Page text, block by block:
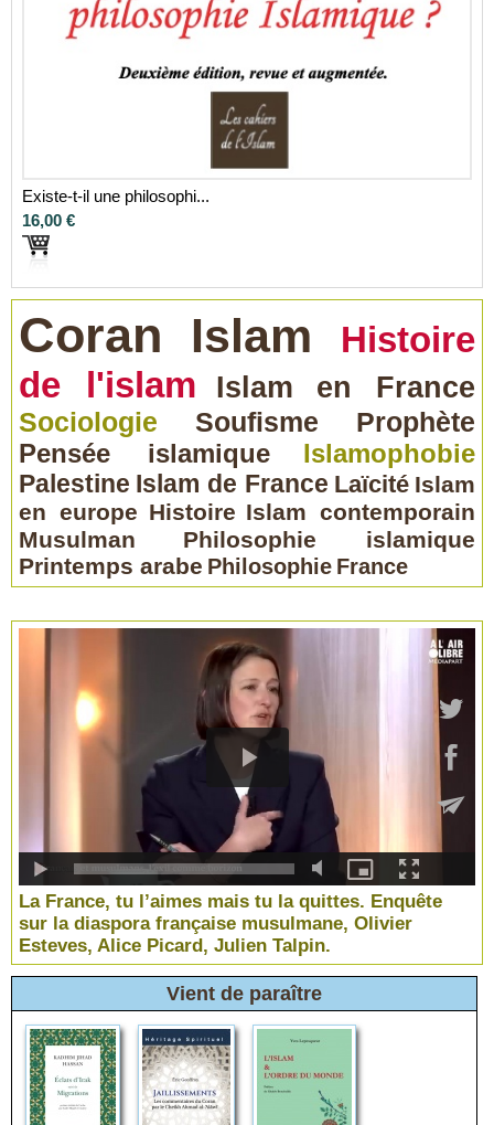
Existe-t-il une philosophi...
16,00 €
Coran Islam
Histoire
de l'islam
Islam en France
Sociologie Soufisme
Prophète
Pensée islamique
Islamophobie
Palestine Islam de France Laïcité Islam
en europe Histoire Islam contemporain
Musulman
Philosophie islamique
Printemps arabe Philosophie France
La France, tu l’aimes mais tu la quittes. Enquête
sur la diaspora française musulmane, Olivier
Esteves, Alice Picard, Julien Talpin.
Vient de paraître